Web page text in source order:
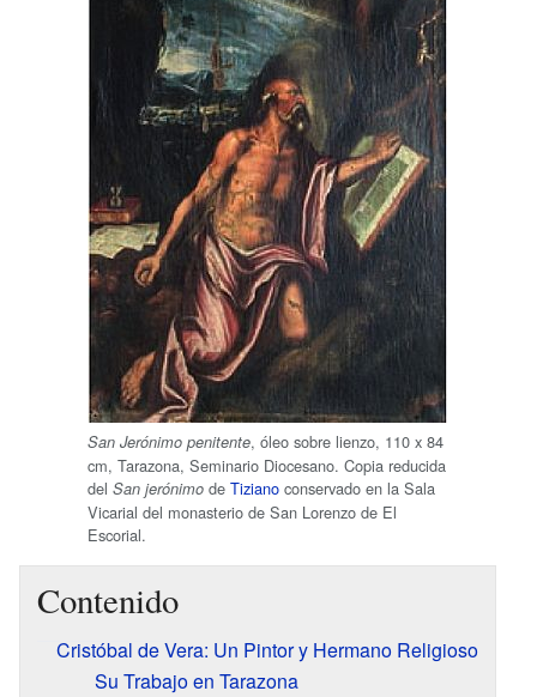
San Jerónimo penitente, óleo sobre lienzo, 110 x 84
cm, Tarazona, Seminario Diocesano. Copia reducida
del San jerónimo de Tiziano conservado en la Sala
Vicarial del monasterio de San Lorenzo de El
Escorial.
Contenido
Cristóbal de Vera: Un Pintor y Hermano Religioso
Su Trabajo en Tarazona